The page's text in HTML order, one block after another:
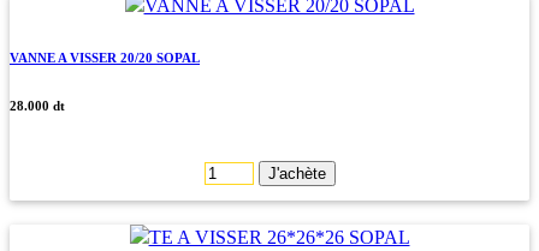
VANNE A VISSER 20/20 SOPAL
28.000 dt
J'achète